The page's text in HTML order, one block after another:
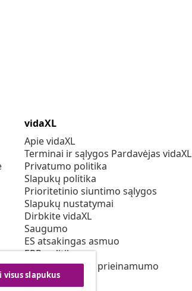
vidaXL
Apie vidaXL
Terminai ir sąlygos Pardavėjas vidaXL
Privatumo politika
Slapukų politika
Prioritetinio siuntimo sąlygos
Slapukų nustatymai
Dirbkite vidaXL
Saugumo
ES atsakingas asmuo
EPR politiką
Pareiškimas dėl prieinamumo
visus slapukus